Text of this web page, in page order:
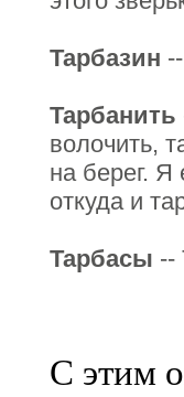
Тарбазин
Тарбанить
волочить,
на берег. Я
откуда и
Тарбасы --
С этим